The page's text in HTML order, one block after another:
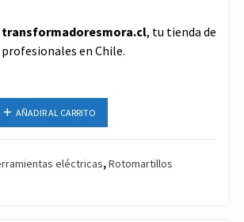
transformadoresmora.cl, tu tienda de
en Chile.
AÑADIR AL CARRITO
eléctricas,Rotomartillos